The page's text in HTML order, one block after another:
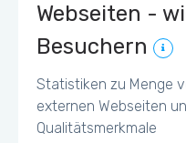
Webseiten -
Besuchern
Statistiken zu Menge
externen Webseiten
Qualitätsmerkmale